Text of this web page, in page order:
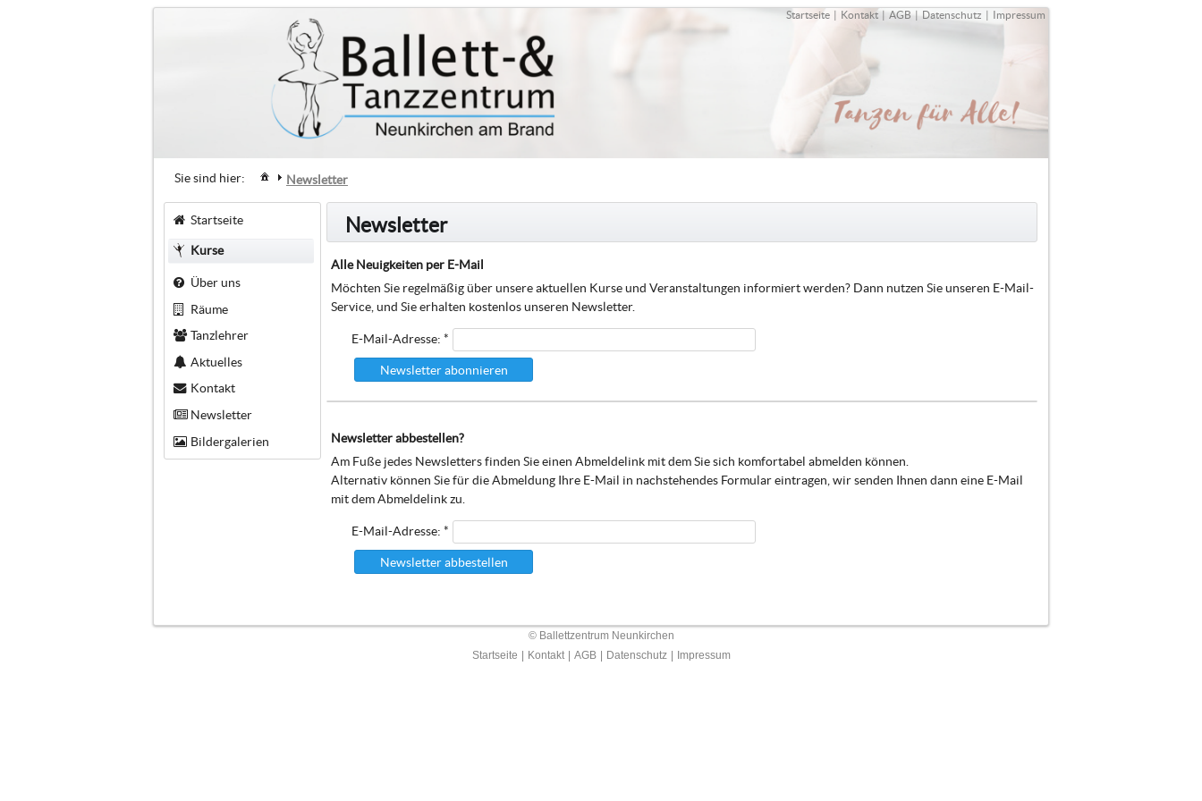
Startseite | Kontakt | AGB | Datenschutz | Impressum
Sie sind hier: Newsletter
Startseite
Kurse
Über uns
Räume
Tanzlehrer
Aktuelles
Kontakt
Newsletter
Bildergalerien
Newsletter
Alle Neuigkeiten per E-Mail
Möchten Sie regelmäßig über unsere aktuellen Kurse und Veranstaltungen informiert werden? Dann nutzen Sie unseren E-Mail-
Service, und Sie erhalten kostenlos unseren Newsletter.
Newsletter abonnieren
E-Mail-Adresse: *
Newsletter abbestellen?
Am Fuße jedes Newsletters finden Sie einen Abmeldelink mit dem Sie sich komfortabel abmelden können.
Alternativ können Sie für die Abmeldung Ihre E-Mail in nachstehendes Formular eintragen, wir senden Ihnen dann eine E-Mail
mit dem Abmeldelink zu.
Newsletter abbestellen
E-Mail-Adresse: *
© Ballettzentrum Neunkirchen
Startseite
Kontakt AGB Datenschutz Impressum